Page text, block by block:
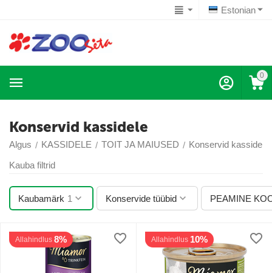
Estonian
0
Konservid kassidele
Algus / KASSIDELE / TOIT JA MAIUSED / Konservid kassidele
Kauba filtrid
Kaubamärk 1 Konservide tüübid PEAMINE
Allahindlus 8% Allahindlus 10%